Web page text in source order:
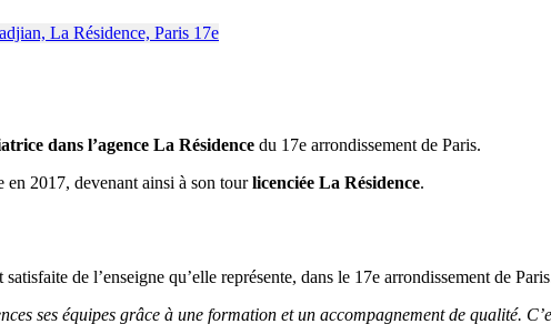
dans l’agence La Résidence du 17e arrondissement de Paris.
en 2017, devenant ainsi à son tourlicenciée La Résidence.
de l’enseigne qu’elle représente, dans le 17e arrondissement de
ses équipes grâce à une formation et un accompagnement de qualité.